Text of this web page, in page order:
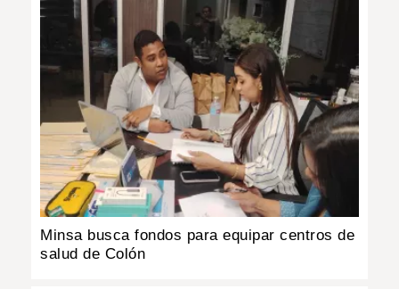
Minsa busca fondos para equipar centros de
salud de Colón